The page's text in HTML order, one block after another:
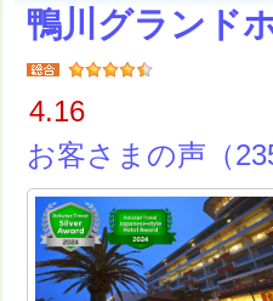
鴨川グランド
4.16
お客さまの声（